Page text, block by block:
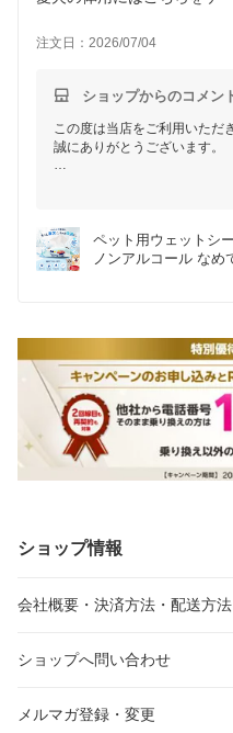
注文日：2026/07/04
ショップからのコメン
この度は当店をご利用いただ
誠にありがとうございます。
数ある商品の中から、成分
また、1枚ずつ取り出せる使
で何よりでございます。愛犬
除用で上手に使い分けていた
お届けできるよう努めてまい
またのご利用をスタッフ一同
度は誠にありがとうございま
ペット用ウェットシ
ノンアルコール な
ショップ情報
会社概要・決済方法・配送方法
ショップへ問い合わせ
メルマガ登録・変更